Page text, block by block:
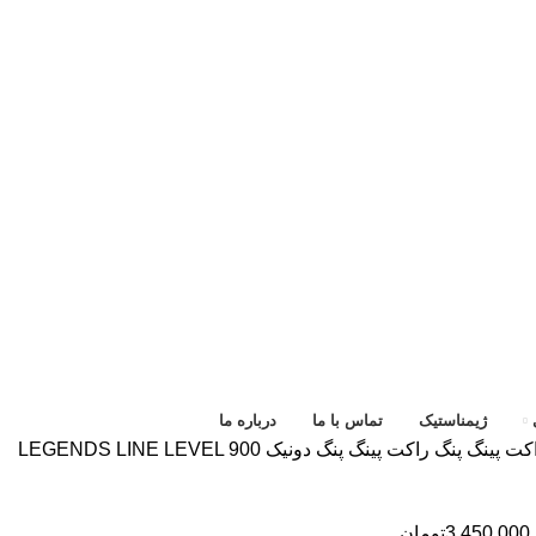
ژیمناستیک تماس با ما درباره ما
پینگ پنگ راکت پینگ پنگ دونیک LEGENDS LINE LEVEL 900